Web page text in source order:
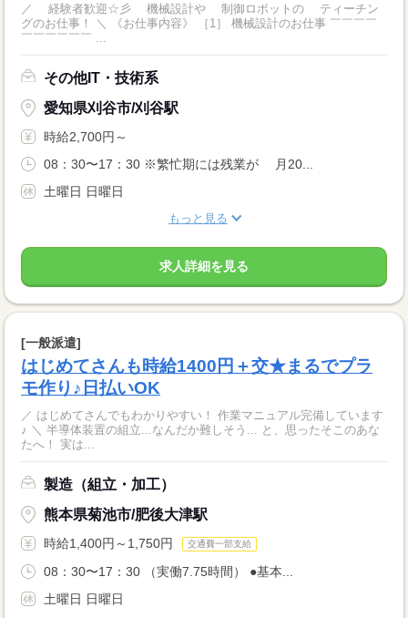
／ 経験者歓迎☆彡 機械設計や 制御ロボットの ティーチン
グのお仕事！ ＼ 《お仕事内容》 ［1］ 機械設計のお仕事 ￣￣￣￣
￣￣￣￣￣￣ ...
その他IT・技術系
愛知県刈谷市/刈谷駅
時給2,700円～
08：30〜17：30 ※繁忙期には残業が 月20...
土曜日 日曜日
もっと見る
求人詳細を見る
[一般派遣]
はじめてさんも時給1400円＋交★まるでプラ
モ作り♪日払いOK
／ はじめてさんでもわかりやすい！ 作業マニュアル完備しています
♪ ＼ 半導体装置の組立...なんだか難しそう... と、思ったそこのあな
たへ！ 実は...
製造（組立・加工）
熊本県菊池市/肥後大津駅
時給1,400円～1,750円 交通費一部支給
08：30〜17：30 （実働7.75時間） ●基本...
土曜日 日曜日